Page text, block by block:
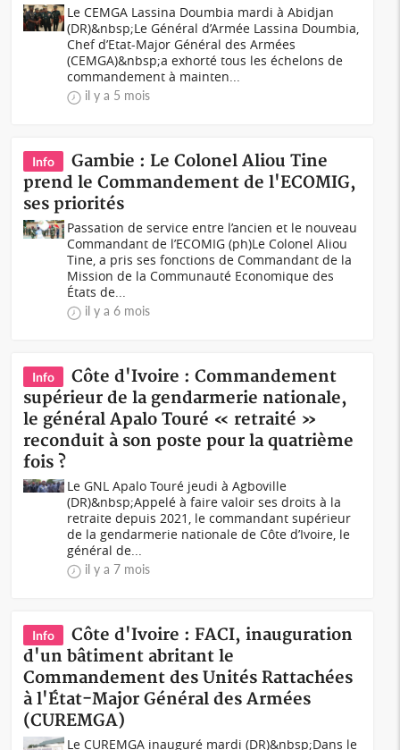
Le CEMGA Lassina Doumbia mardi à Abidjan
(DR)&nbsp;Le Général d’Armée Lassina Doumbia,
Chef d’Etat-Major Général des Armées
(CEMGA)&nbsp;a exhorté tous les échelons de
commandement à mainten...
il y a 5 mois
Info
Gambie : Le Colonel Aliou Tine
prend le Commandement de l'ECOMIG,
ses priorités
Passation de service entre l’ancien et le nouveau
Commandant de l’ECOMIG (ph)Le Colonel Aliou
Tine, a pris ses fonctions de Commandant de la
Mission de la Communauté Economique des
États de...
il y a 6 mois
Info
Côte d'Ivoire : Commandement
supérieur de la gendarmerie nationale,
le général Apalo Touré « retraité »
reconduit à son poste pour la quatrième
fois ?
Le GNL Apalo Touré jeudi à Agboville
(DR)&nbsp;Appelé à faire valoir ses droits à la
retraite depuis 2021, le commandant supérieur
de la gendarmerie nationale de Côte d’Ivoire, le
général de...
il y a 7 mois
Info
Côte d'Ivoire : FACI, inauguration
d'un bâtiment abritant le
Commandement des Unités Rattachées
à l'État-Major Général des Armées
(CUREMGA)
Le CUREMGA inauguré mardi (DR)&nbsp;Dans le